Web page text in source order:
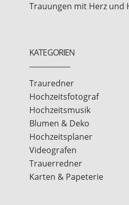
Trauungen mit Herz und
KATEGORIEN
Trauredner
Hochzeitsfotograf
Hochzeitsmusik
Blumen & Deko
Hochzeitsplaner
Videografen
Trauerredner
Karten & Papeterie